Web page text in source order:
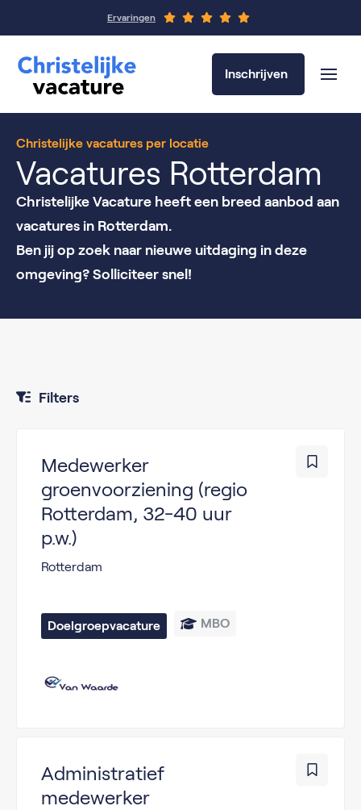
Ervaringen
Inschrijven
Christelijke vacatures per locatie
Vacatures Rotterdam
Christelijke Vacature heeft een breed aanbod aan
vacatures in Rotterdam.
Ben jij op zoek naar nieuwe uitdaging in deze
omgeving? Solliciteer snel!
Filters
Medewerker
groenvoorziening (regio
Rotterdam, 32-40 uur
p.w.)
Rotterdam
Doelgroepvacature MBO
Administratief
medewerker